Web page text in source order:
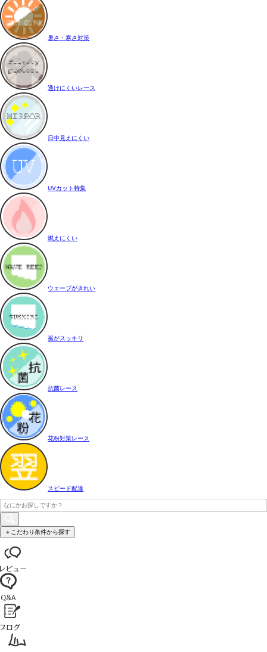
暑さ・寒さ対策
透けにくいレース
日中見えにくい
UVカット特集
燃えにくい
ウェーブがきれい
裾がスッキリ
抗菌レース
花粉対策レース
スピード配達
＋こだわり条件から探す